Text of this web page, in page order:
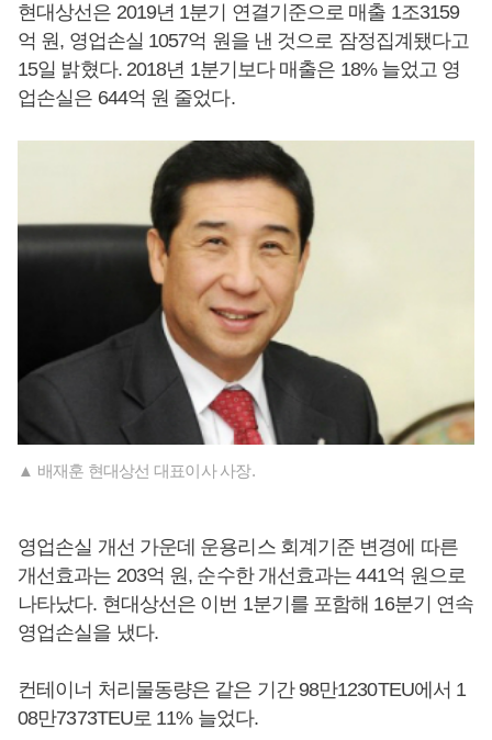
현대상선은 2019년 1분기 연결기준으로 매출 1조3159
억 원, 영업손실 1057억 원을 낸 것으로 잠정집계됐다고
15일 밝혔다. 2018년 1분기보다 매출은 18% 늘었고 영
업손실은 644억 원 줄었다.
▲ 배재훈 현대상선 대표이사 사장.
영업손실 개선 가운데 운용리스 회계기준 변경에 따른
개선효과는 203억 원, 순수한 개선효과는 441억 원으로
나타났다. 현대상선은 이번 1분기를 포함해 16분기 연속
영업손실을 냈다.
컨테이너 처리물동량은 같은 기간 98만1230TEU에서 1
08만7373TEU로 11% 늘었다.